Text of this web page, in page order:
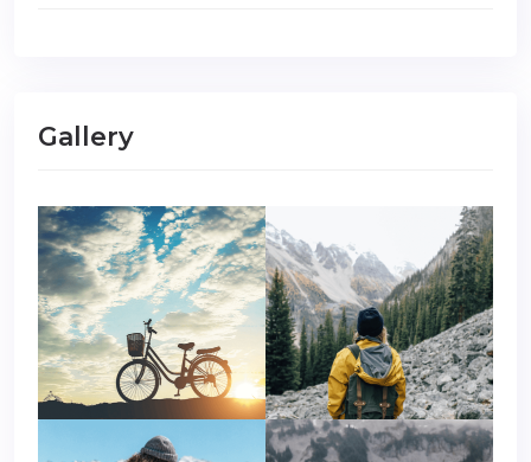
Gallery